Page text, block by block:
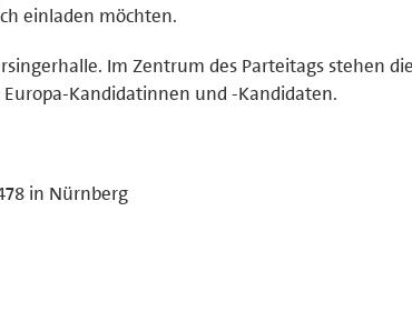
einladen möchten.
Im Zentrum des Parteitags stehen die
Kandidatinnen und -Kandidaten.
in Nürnberg